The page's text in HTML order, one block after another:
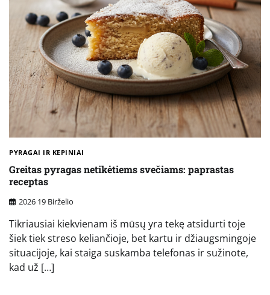
PYRAGAI IR KEPINIAI
Greitas pyragas netikėtiems svečiams: paprastas
receptas
2026 19 Birželio
Tikriausiai kiekvienam iš mūsų yra tekę atsidurti toje
šiek tiek streso keliančioje, bet kartu ir džiaugsmingoje
situacijoje, kai staiga suskamba telefonas ir sužinote,
kad už […]